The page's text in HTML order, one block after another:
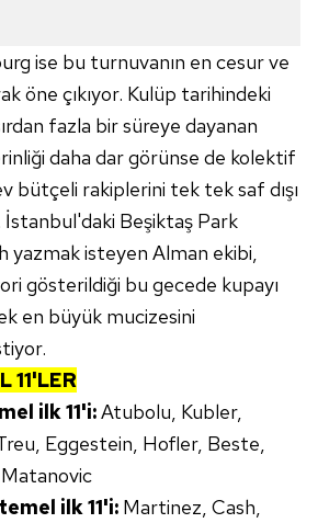
tıklayabilir,Çerez Bilgilendirme
Korunması Kanunu uyarınca
Metnimizi okumak ve sitemizde
olarak kullanılan çerezlerle ilgili bilgi
.
ise bu turnuvanın en cesur ve
öne çıkıyor. Kulüp tarihindeki
fazla bir süreye dayanan
daha dar görünse de kolektif
bütçeli rakiplerini tek tek saf dışı
İstanbul'daki Beşiktaş Park
isteyen Alman ekibi,
gösterildiği bu gecede kupayı
en büyük mucizesini
11'LER
ilk 11'i:Atubolu, Kubler,
Eggestein, Hofler, Beste,
ilk 11'i: Martinez, Cash,